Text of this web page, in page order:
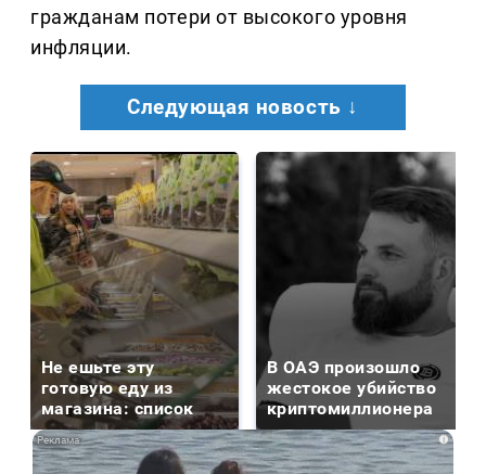
гражданам потери от высокого уровня
инфляции.
Следующая новость ↓
Не ешьте эту
готовую еду из
магазина: список
В ОАЭ произошло
жестокое убийство
криптомиллионера
i